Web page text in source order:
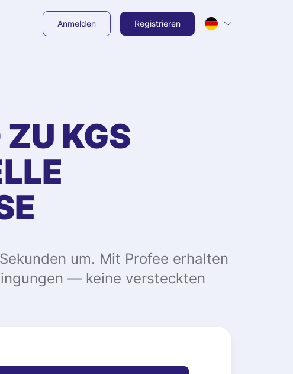
Anmelden Registrieren
ZU KGS
um. Mit Profee erhalten
— keine versteckten